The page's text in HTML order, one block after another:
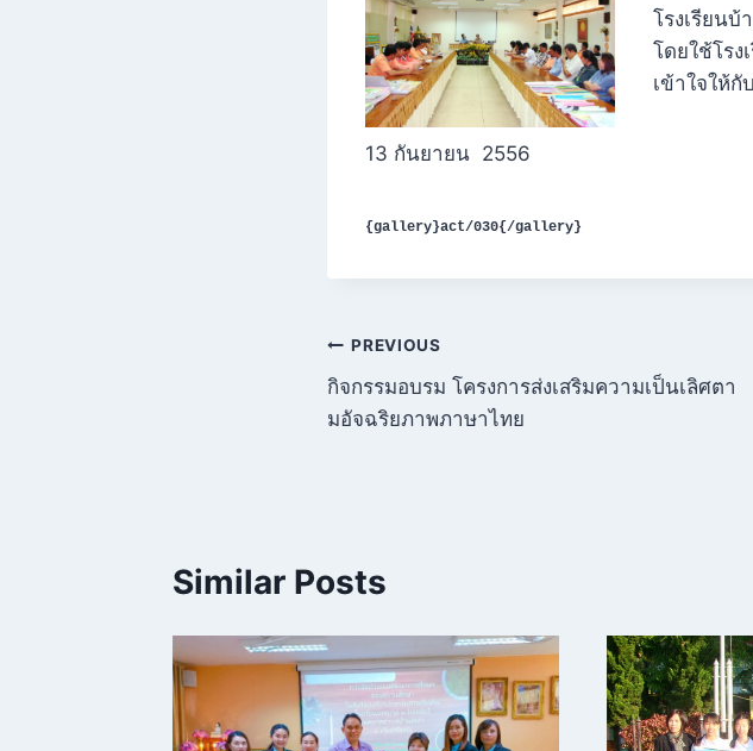
โรงเรียนบ้
โดยใช้โร
เข้าใจให้
13 กันยายน 2556
{gallery}act/030{/gallery}
แนะแนว
เรื่อง
PREVIOUS
กิจกรรมอบรม โครงการส่งเสริมความเป็นเลิศตา
มอัจฉริยภาพภาษาไทย
Similar Posts